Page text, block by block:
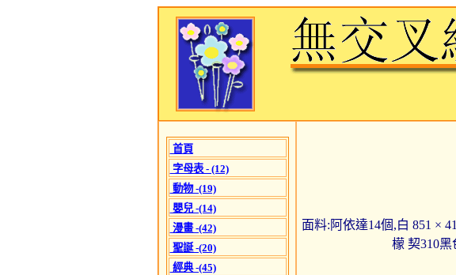
首頁
字母表 - (12)
動物 -(19)
嬰兒 -(14)
漫畫 -(42)
聖誕 -(20)
經典 -(45)
面料:阿依達14個,白 851 ×
檬 契310